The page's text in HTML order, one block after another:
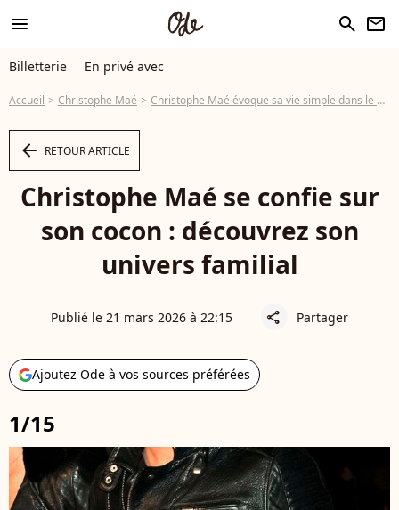
menu search newsletter
Billetterie En privé avec
Accueil Christophe Maé Christophe Maé évoque sa vie simple dans le Sud auprès de sa femme et ses enfants, Jules et Marcel
arrow_left RETOUR ARTICLE
Christophe Maé se confie sur
son cocon : découvrez son
univers familial
Publié le 21 mars 2026 à 22:15 share Partager
Ajoutez Ode à vos sources préférées
1/15